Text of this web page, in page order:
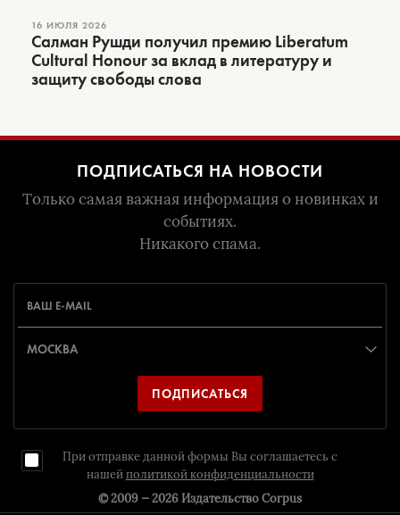
16 ИЮЛЯ 2026
Салман Рушди получил премию Liberatum
Cultural Honour за вклад в литературу и
защиту свободы слова
ПОДПИСАТЬСЯ НА НОВОСТИ
Только самая важная информация о новинках и
событиях.
Никакого спама.
ПОДПИСАТЬСЯ
При отправке данной формы Вы соглашаетесь с
нашей политикой конфиденциальности
© 2009 — 2026 Издательство Corpus